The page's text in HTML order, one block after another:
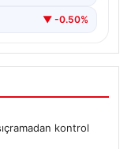
▼ -0.50%
kontrol